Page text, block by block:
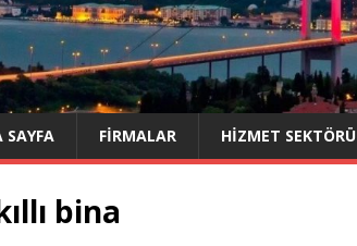
SAYFA FIRMALAR HIZMET SEKTÖRÜ
bina